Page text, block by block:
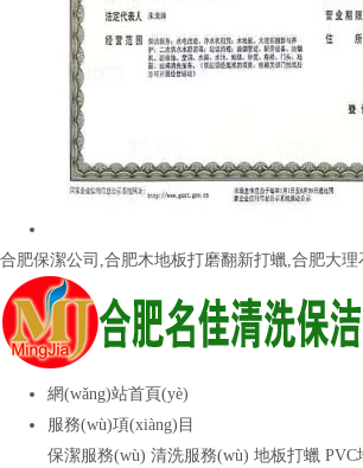
合肥保潔公司,合肥木地板打磨翻新打蠟,合肥大
網(wǎng)站首頁(yè)
服務(wù)項(xiàng)目
保潔服務(wù) 清洗服務(wù) 地板打蠟 PVC